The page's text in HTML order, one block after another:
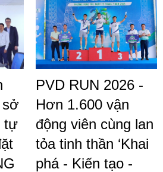
sở
tự
PVD RUN 2026 -
Hơn 1.600 vận
động viên cùng lan
tỏa tinh thần ‘Khai
phá - Kiến tạo -